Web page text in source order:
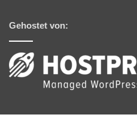
Gehostet von: